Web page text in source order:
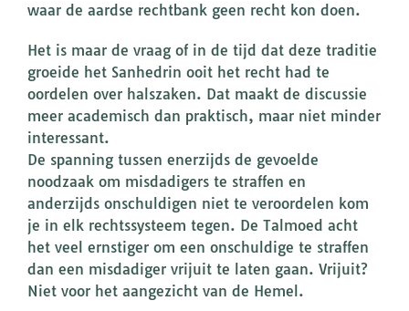
waar de aardse rechtbank geen recht kon doen.
Het is maar de vraag of in de tijd dat deze traditie
groeide het Sanhedrin ooit het recht had te
oordelen over halszaken. Dat maakt de discussie
meer academisch dan praktisch, maar niet minder
interessant.
De spanning tussen enerzijds de gevoelde
noodzaak om misdadigers te straffen en
anderzijds onschuldigen niet te veroordelen kom
je in elk rechtssysteem tegen. De Talmoed acht
het veel ernstiger om een onschuldige te straffen
dan een misdadiger vrijuit te laten gaan. Vrijuit?
Niet voor het aangezicht van de Hemel.